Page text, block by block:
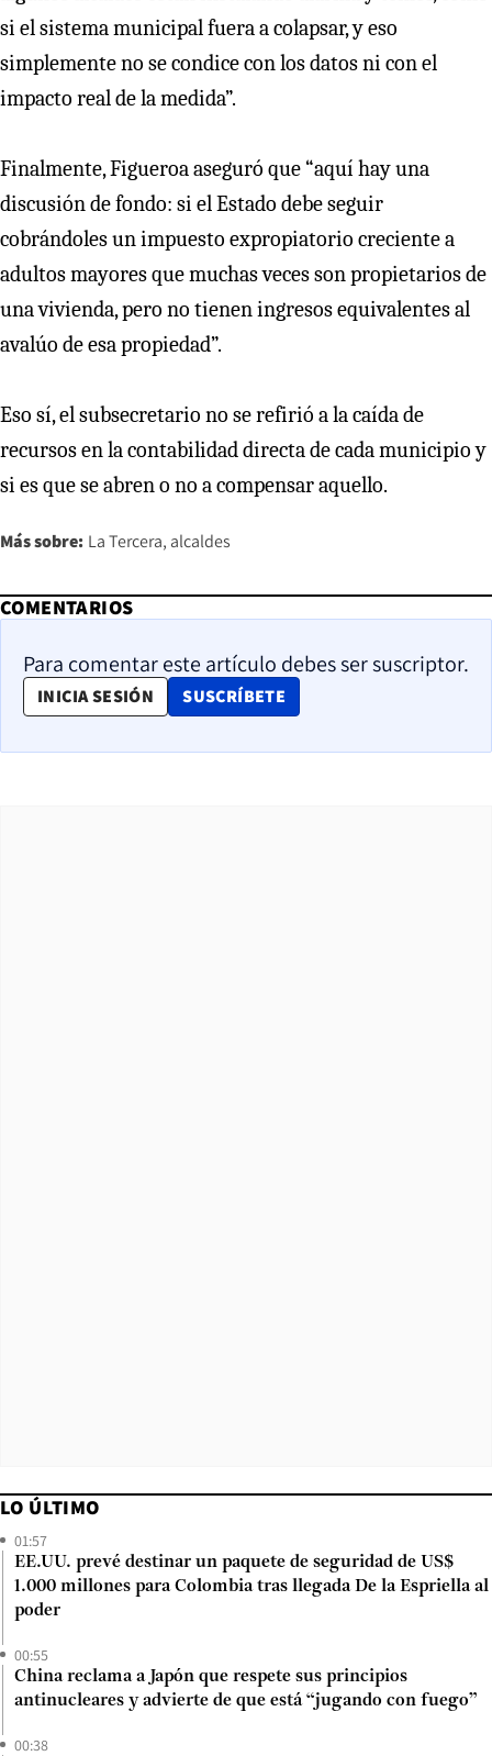
si el sistema municipal fuera a colapsar, y eso
simplemente no se condice con los datos ni con el
impacto real de la medida”.
Finalmente, Figueroa aseguró que “aquí hay una
discusión de fondo: si el Estado debe seguir
cobrándoles un impuesto expropiatorio creciente a
adultos mayores que muchas veces son propietarios de
una vivienda, pero no tienen ingresos equivalentes al
avalúo de esa propiedad”.
Eso sí, el subsecretario no se refirió a la caída de
recursos en la contabilidad directa de cada municipio y
si es que se abren o no a compensar aquello.
Más sobre: La Tercera alcaldes
COMENTARIOS
Para comentar este artículo debes ser suscriptor.
INICIA SESIÓN SUSCRÍBETE
OPENS IN NEW WINDOW
LO ÚLTIMO
01:57
EE.UU. prevé destinar un paquete de seguridad de US$
1.000 millones para Colombia tras llegada De la Espriella al
poder
00:55
China reclama a Japón que respete sus principios
antinucleares y advierte de que está “jugando con fuego”
00:38